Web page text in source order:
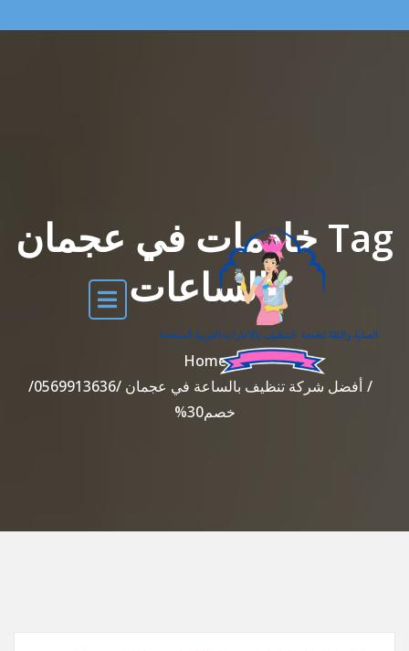
Tag خادمات في عجمان
بالساعات
Home
أفضل شركة تنظيف بالساعة في عجمان /0569913636/
خصم30%